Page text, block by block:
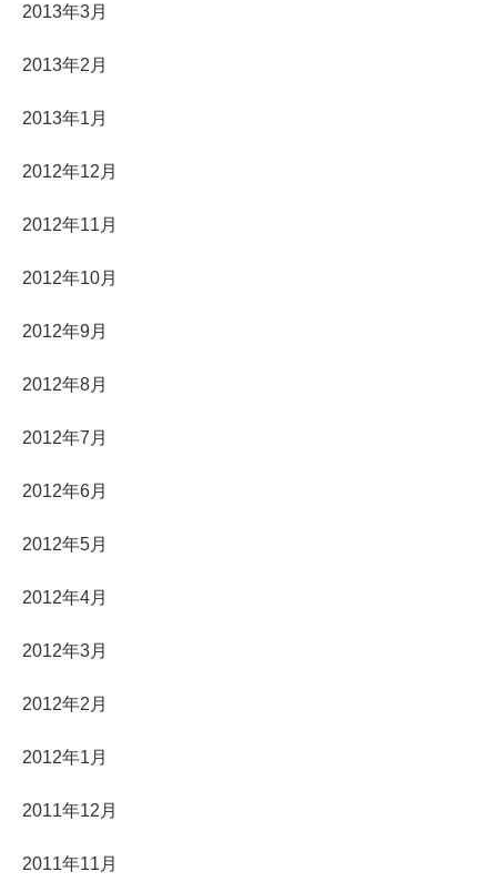
2013年3月
2013年2月
2013年1月
2012年12月
2012年11月
2012年10月
2012年9月
2012年8月
2012年7月
2012年6月
2012年5月
2012年4月
2012年3月
2012年2月
2012年1月
2011年12月
2011年11月